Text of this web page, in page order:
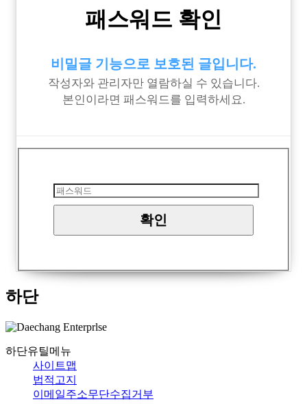
패스워드 확인
비밀글 기능으로 보호된 글입니다.
작성자와 관리자만 열람하실 수 있습니다.
본인이라면 패스워드를 입력하세요.
하단
하단유틸메뉴
사이트맵
법적고지
이메일주소무단수집거부